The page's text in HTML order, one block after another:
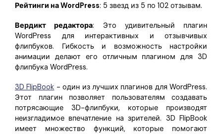
Рейтинги на WordPress: 5 звезд из 5 по 102 отзывам.
Вердикт редактора: Это удивительный плагин
WordPress для интерактивных и отзывчивых
флипбуков. Гибкость и возможность настройки
анимации делают его отличным плагином для 3D
флипбука WordPress.
3D FlipBook - один из лучших плагинов для WordPress.
Этот плагин позволяет пользователям создавать
потрясающие 3D-флипбуки, которые производят
неизгладимое впечатление на зрителей. 3D FlipBook
имеет множество функций, которые помогают